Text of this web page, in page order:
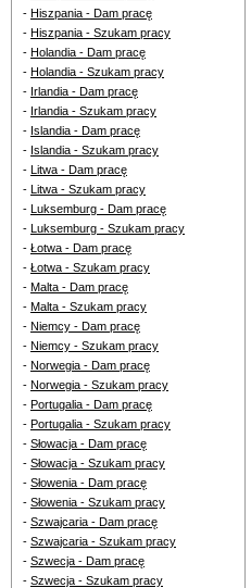
- Hiszpania - Dam pracę
- Hiszpania - Szukam pracy
- Holandia - Dam pracę
- Holandia - Szukam pracy
- Irlandia - Dam pracę
- Irlandia - Szukam pracy
- Islandia - Dam pracę
- Islandia - Szukam pracy
- Litwa - Dam pracę
- Litwa - Szukam pracy
- Luksemburg - Dam pracę
- Luksemburg - Szukam pracy
- Łotwa - Dam pracę
- Łotwa - Szukam pracy
- Malta - Dam pracę
- Malta - Szukam pracy
- Niemcy - Dam pracę
- Niemcy - Szukam pracy
- Norwegia - Dam pracę
- Norwegia - Szukam pracy
- Portugalia - Dam pracę
- Portugalia - Szukam pracy
- Słowacja - Dam pracę
- Słowacja - Szukam pracy
- Słowenia - Dam pracę
- Słowenia - Szukam pracy
- Szwajcaria - Dam pracę
- Szwajcaria - Szukam pracy
- Szwecja - Dam pracę
- Szwecja - Szukam pracy